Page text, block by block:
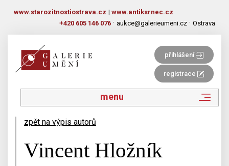
www.starozitnostiostrava.cz | www.antiksrnec.cz
+420 605 146 076 · aukce@galerieumeni.cz · Ostrava
přihlášení
registrace
menu
zpět na výpis autorů
Vincent Hložník